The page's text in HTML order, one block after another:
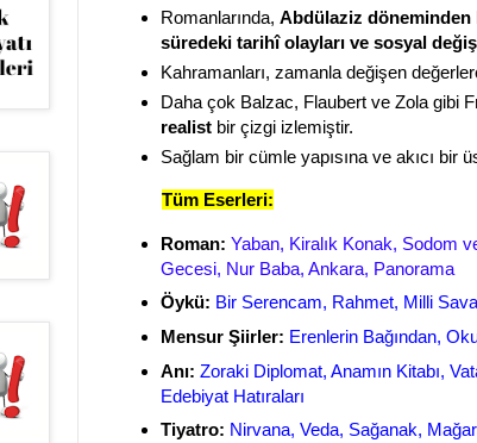
Romanlarında, Abdülaziz döneminden
süredeki tarihî olayları ve sosyal
Kahramanları, zamanla değişen
Daha çok Balzac, Flaubert ve Zola gibi
realistbir çizgi izlemiştir.
Sağlam bir cümle yapısına ve akıcı bir
Tüm Eserleri:
Roman: Yaban, Kiralık Konak, Sodom
Gecesi, Nur Baba, Ankara, Panorama
Öykü: Bir Serencam, Rahmet, Milli
Mensur Şiirler: Erenlerin Bağından,
Anı: Zoraki Diplomat, Anamın Kitabı,
Edebiyat Hatıraları
Tiyatro: Nirvana, Veda, Sağanak,